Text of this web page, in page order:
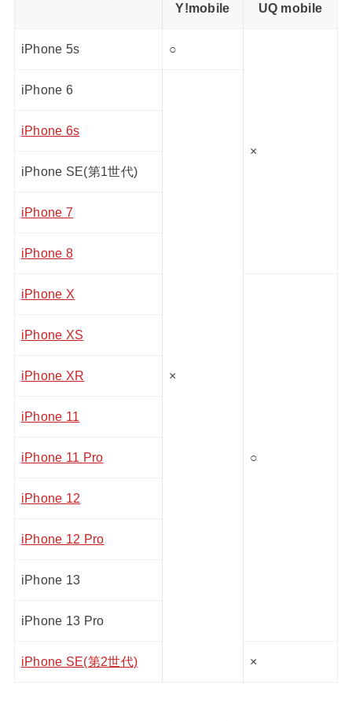
Y!mobile UQ mobile
iPhone 5s ○
×
iPhone 6
×
iPhone 6s
iPhone SE(第1世代)
iPhone 7
iPhone 8
iPhone X
○
iPhone XS
iPhone XR
iPhone 11
iPhone 11 Pro
iPhone 12
iPhone 12 Pro
iPhone 13
iPhone 13 Pro
iPhone SE(第2世代) ×